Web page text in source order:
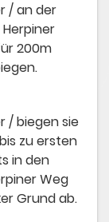
/ an der
200m
/ biegen sie
zu ersten
in den
Weg
Grund ab.